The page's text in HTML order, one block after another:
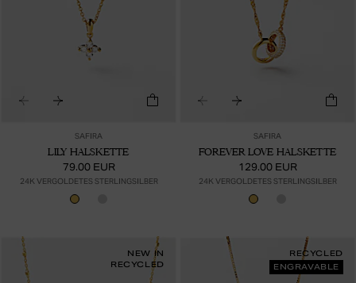
SAFIRA
LILY HALSKETTE
79.00 EUR
24K VERGOLDETES STERLINGSILBER
SAFIRA
FOREVER LOVE HALSKETTE
129.00 EUR
24K VERGOLDETES STERLINGSILBER
NEW IN
RECYCLED
RECYCLED
ENGRAVABLE